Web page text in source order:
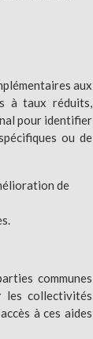
aux
à taux réduits,
pour identifier
ou de
de
communes
les collectivités
à ces aides